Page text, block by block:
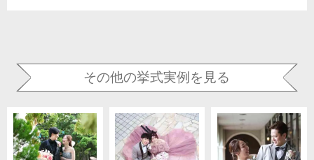
その他の挙式実例を見る